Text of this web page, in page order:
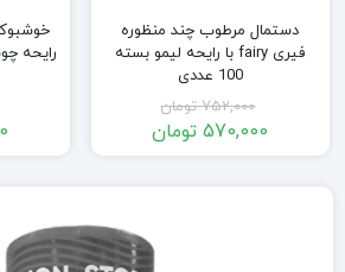
دستمال مرطوب چند منظوره
فیری fairy با رایحه لیمو بسته
100 عددی
752,000 تومان
570,000 تومان
رایحه